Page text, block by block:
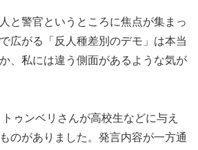
と警官というところに焦点が集まっ
広がる「反人種差別のデモ」は本当
、私には違う側面があるような気が
ゥンベリさんが高校生などに与え
のがありました。発言内容が一方通